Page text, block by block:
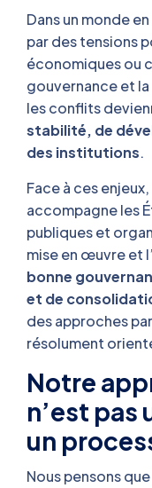
Dans un monde
par des tensions
économiques ou
gouvernance et la
les conflits
stabilité, de
des institutions.
Face à ces enjeux,
accompagne les
publiques et
mise en œuvre et
bonne
et de
des approches
résolument
Notre
n’est pas
un
Nous pensons